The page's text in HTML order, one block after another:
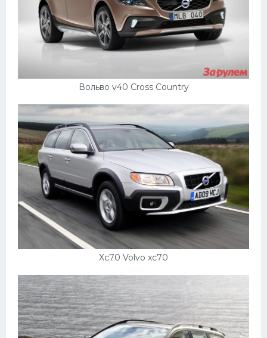
Вольво v40 Cross Country
Xc70 Volvo xc70